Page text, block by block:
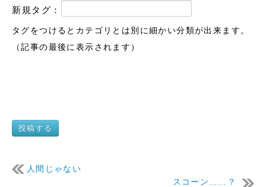
新規タグ：
タグをつけるとカテゴリとは別に細かい分類が出来ます。
（記事の最後に表示されます）
投稿する
人間じゃない
スコーン……？